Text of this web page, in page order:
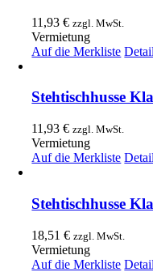
11,93€ zzgl. MwSt.
Vermietung
Auf die Merkliste
Stehtischhusse
11,93€ zzgl. MwSt.
Vermietung
Auf die Merkliste
Stehtischhusse
18,51€ zzgl. MwSt.
Vermietung
Auf die Merkliste